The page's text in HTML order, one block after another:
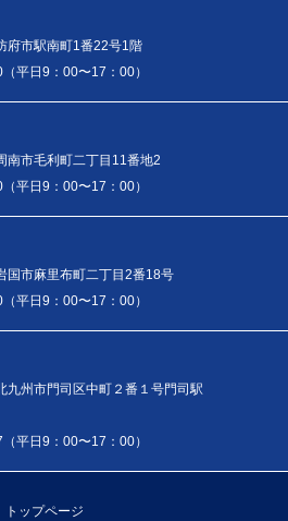
府市駅南町1番22号1階
平日9：00〜17：00）
南市毛利町二丁目11番地2
平日9：00〜17：00）
国市麻里布町二丁目2番18号
平日9：00〜17：00）
九州市門司区中町２番１号門司駅
平日9：00〜17：00）
トップページ